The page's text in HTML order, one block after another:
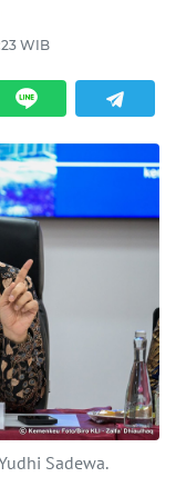
WIB
Sadewa.